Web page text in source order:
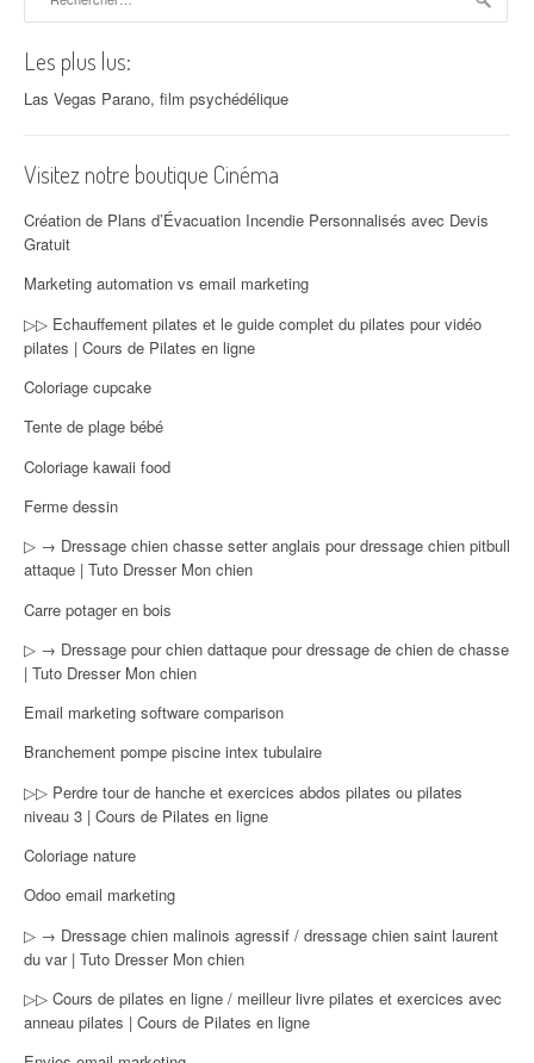
Les plus lus:
Las Vegas Parano, film psychédélique
Visitez notre boutique Cinéma
Création de Plans d’Évacuation Incendie Personnalisés avec Devis
Gratuit
Marketing automation vs email marketing
▷▷ Echauffement pilates et le guide complet du pilates pour vidéo
pilates | Cours de Pilates en ligne
Coloriage cupcake
Tente de plage bébé
Coloriage kawaii food
Ferme dessin
▷ → Dressage chien chasse setter anglais pour dressage chien pitbull
attaque | Tuto Dresser Mon chien
Carre potager en bois
▷ → Dressage pour chien dattaque pour dressage de chien de chasse
| Tuto Dresser Mon chien
Email marketing software comparison
Branchement pompe piscine intex tubulaire
▷▷ Perdre tour de hanche et exercices abdos pilates ou pilates
niveau 3 | Cours de Pilates en ligne
Coloriage nature
Odoo email marketing
▷ → Dressage chien malinois agressif / dressage chien saint laurent
du var | Tuto Dresser Mon chien
▷▷ Cours de pilates en ligne / meilleur livre pilates et exercices avec
anneau pilates | Cours de Pilates en ligne